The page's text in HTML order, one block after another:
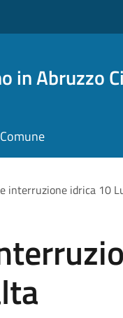
in Abruzzo
interruzione idrica 10